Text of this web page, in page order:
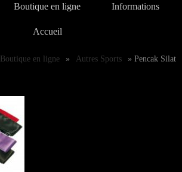
Boutique en ligne Informations
Accueil
Boutique en ligne » Autres Sports » Pencak Silat